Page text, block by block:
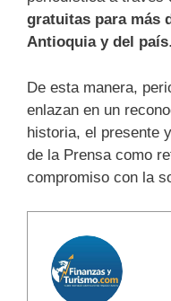
gratuitas para más
Antioquia y del país.
De esta manera,
enlazan en un
historia, el presente
de la Prensa como
compromiso con la